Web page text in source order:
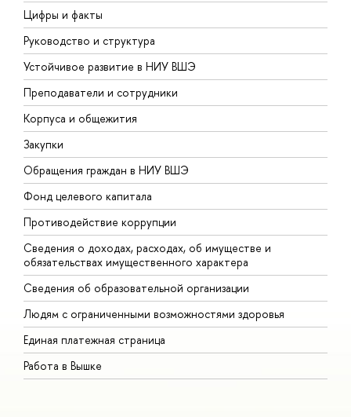
Цифры и факты
Руководство и структура
Устойчивое развитие в НИУ ВШЭ
Преподаватели и сотрудники
Корпуса и общежития
Закупки
Обращения граждан в НИУ ВШЭ
Фонд целевого капитала
Противодействие коррупции
Сведения о доходах, расходах, об имуществе и
обязательствах имущественного характера
Сведения об образовательной организации
Людям с ограниченными возможностями здоровья
Единая платежная страница
Работа в Вышке